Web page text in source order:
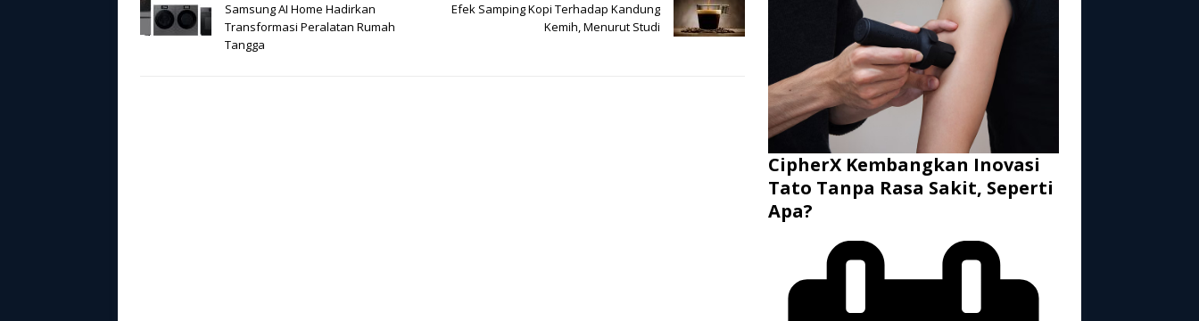
Samsung AI Home Hadirkan
Transformasi Peralatan Rumah
Tangga
Efek Samping Kopi Terhadap Kandung
Kemih, Menurut Studi
CipherX Kembangkan Inovasi
Tato Tanpa Rasa Sakit, Seperti
Apa?